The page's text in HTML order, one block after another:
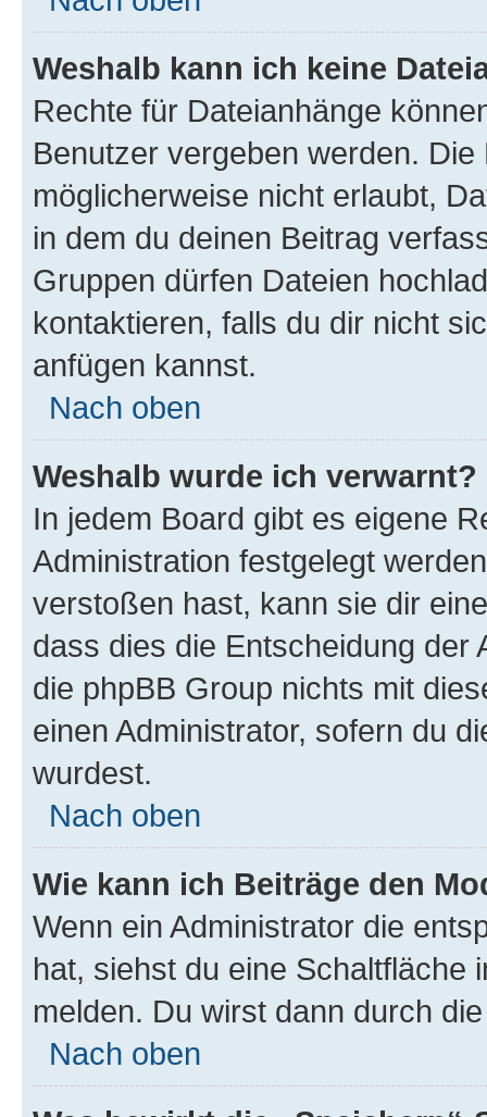
Weshalb kann ich keine
Rechte für Dateianhänge
Benutzer vergeben werden.
möglicherweise nicht erlaubt,
in dem du deinen Beitrag
Gruppen dürfen Dateien
kontaktieren, falls du dir nicht
anfügen kannst.
Nach oben
Weshalb wurde ich verwarnt?
In jedem Board gibt es eigene
Administration festgelegt
verstoßen hast, kann sie dir
dass dies die Entscheidung der
die phpBB Group nichts mit
einen Administrator, sofern du
wurdest.
Nach oben
Wie kann ich Beiträge den
Wenn ein Administrator die
hat, siehst du eine Schaltfläche
melden. Du wirst dann durch
Nach oben